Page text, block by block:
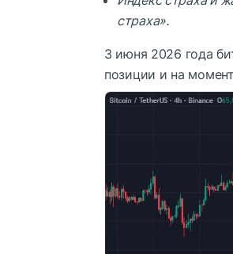
страха».
3 июня 2026 года
позиции и на